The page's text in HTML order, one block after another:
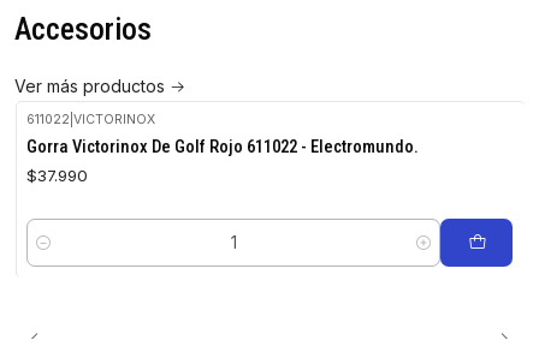
Accesorios
Ver más productos
611022 VICTORINOX
Gorra Victorinox De Golf Rojo 611022 - Electromundo.
$37.990
Cantidad